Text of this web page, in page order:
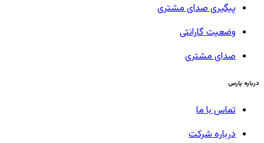
پیگیری صدای مشتری
وضعیت گارانتی
صدای مشتری
درباره پارس
تماس با ما
درباره شرکت